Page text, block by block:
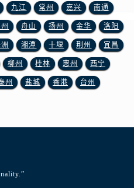
安徽省芜湖市镜湖区中山路步行街浪琴售后服务中心（需提前预约）
安徽省宣城市宣州区叠嶂西路浪琴售后服务中心（需提前预约）
福建省龙岩市新罗区九一南路浪琴售后服务中心（需提前预约）
福建省南平市建阳区人民西路浪琴售后服务中心（需提前预约）
福建省宁德市蕉城区天湖东路浪琴售后服务中心（需提前预约）
九江 常州 嘉兴 南通
舟山 扬州 金华 洛阳
湘潭 十堰 荆州 宜昌
柳州 桂林 惠州 西宁
州 盐城 香港 台州